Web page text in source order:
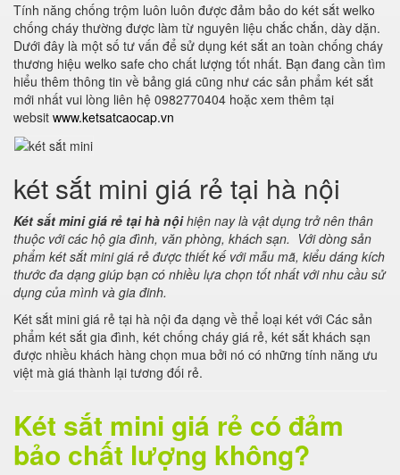
Tính năng chống trộm luôn luôn được đảm bảo do két sắt welko
chống cháy thường được làm từ nguyên liệu chắc chắn, dày dặn.
Dưới đây là một số tư vấn để sử dụng két sắt an toàn chống cháy
thương hiệu welko safe cho chất lượng tốt nhất. Bạn đang cần tìm
hiểu thêm thông tin về bảng giá cũng như các sản phẩm két sắt
mới nhất vui lòng liên hệ 0982770404 hoặc xem thêm tại
websit www.ketsatcaocap.vn
két sắt mini giá rẻ tại hà nội
Két sắt mini giá rẻ tại hà nộihiện nay là vật dụng trở nên thân
thuộc với các hộ gia đình, văn phòng, khách sạn. Với dòng sản
phẩm két sắt mini giá rẻ được thiết kế với mẫu mã, kiểu dáng kích
thước đa dạng giúp bạn có nhiều lựa chọn tốt nhất với nhu cầu sử
dụng của mình và gia đinh.
Két sắt mini giá rẻ tại hà nội đa dạng về thể loại két với Các sản
phẩm két sắt gia đình, két chống cháy giá rẻ, két sắt khách sạn
được nhiều khách hàng chọn mua bởi nó có những tính năng ưu
việt mà giá thành lại tương đối rẻ.
Két sắt mini giá rẻ có đảm
bảo chất lượng không?